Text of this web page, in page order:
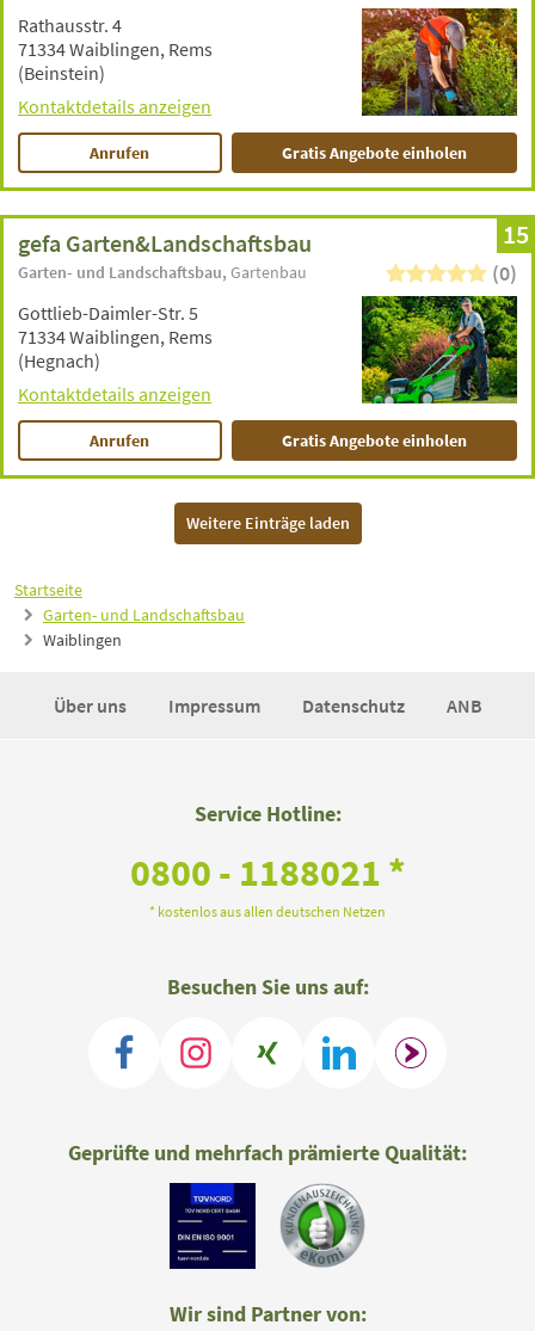
Startseite
Garten- und Landschaftsbau
Waiblingen
Rathausstr. 4
71334 Waiblingen, Rems
(Beinstein)
Kontaktdetails anzeigen
Anrufen Gratis Angebote einholen
15
gefa Garten&Landschaftsbau
Garten- und Landschaftsbau Gartenbau (0)
Gottlieb-Daimler-Str. 5
71334 Waiblingen, Rems
(Hegnach)
Kontaktdetails anzeigen
Anrufen Gratis Angebote einholen
Weitere Einträge laden
Über uns Impressum Datenschutz ANB
Service Hotline:
0800 - 1188021 *
* kostenlos aus allen deutschen Netzen
Besuchen Sie uns auf:
Geprüfte und mehrfach prämierte Qualität:
Wir sind Partner von: